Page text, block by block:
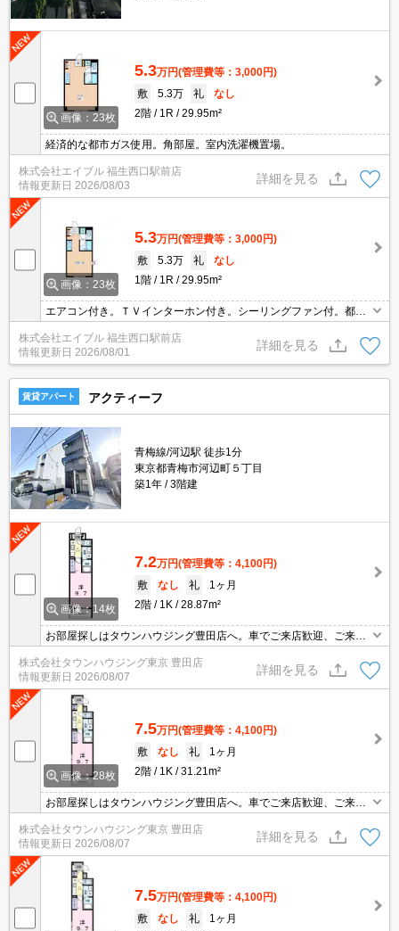
画像：23枚
5.3万円(管理費等：3,000円)
敷
5.3万 礼
なし
2階
1R 29.95m²
経済的な都市ガス使用。角部屋。室内洗濯機置場。
株式会社エイブル 福生西口駅前店
情報更新日 2026/08/03
詳細を見る
画像：23枚
5.3万円(管理費等：3,000円)
敷
5.3万 礼
なし
1階
1R 29.95m²
エアコン付き。ＴＶインターホン付き。シーリングファン付。都市
ガス使用。洗濯機付き。
株式会社エイブル 福生西口駅前店
情報更新日 2026/08/01
詳細を見る
賃貸アパート アクティーフ
青梅線/河辺駅 徒歩1分
東京都青梅市河辺町５丁目
築1年
3階建
画像：14枚
7.2万円(管理費等：4,100円)
敷
なし 礼
1ヶ月
2階
1K 28.87m²
お部屋探しはタウンハウジング豊田店へ。車でご来店歓迎、ご来店
用お客様駐車場あり！
株式会社タウンハウジング東京 豊田店
情報更新日 2026/08/07
詳細を見る
画像：28枚
7.5万円(管理費等：4,100円)
敷
なし 礼
1ヶ月
2階
1K 31.21m²
お部屋探しはタウンハウジング豊田店へ。車でご来店歓迎、ご来店
用お客様駐車場あり！
株式会社タウンハウジング東京 豊田店
情報更新日 2026/08/07
詳細を見る
7.5万円(管理費等：4,100円)
敷
なし 礼
1ヶ月